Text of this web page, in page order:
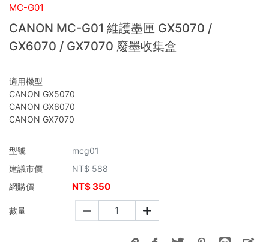
MC-G01
CANON MC-G01 維護墨匣 GX5070 /
GX6070 / GX7070 廢墨收集盒
適用機型
CANON GX5070
CANON GX6070
CANON GX7070
型號
mcg01
建議市價
NT$ 588
網購價
NT$350
數量